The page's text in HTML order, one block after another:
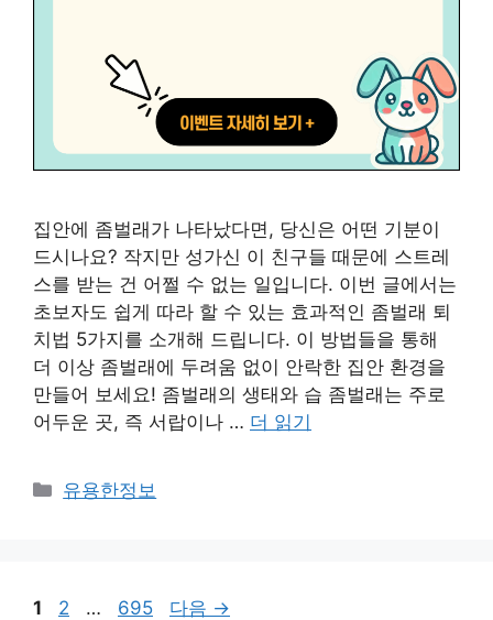
집안에 좀벌래가 나타났다면, 당신은 어떤 기분이
드시나요? 작지만 성가신 이 친구들 때문에 스트레
스를 받는 건 어쩔 수 없는 일입니다. 이번 글에서는
초보자도 쉽게 따라 할 수 있는 효과적인 좀벌래 퇴
치법 5가지를 소개해 드립니다. 이 방법들을 통해
더 이상 좀벌래에 두려움 없이 안락한 집안 환경을
만들어 보세요! 좀벌래의 생태와 습 좀벌래는 주로
어두운 곳, 즉 서랍이나 … 더 읽기
카
유용한정보
페
1
페
2 …
페
695 다음 →